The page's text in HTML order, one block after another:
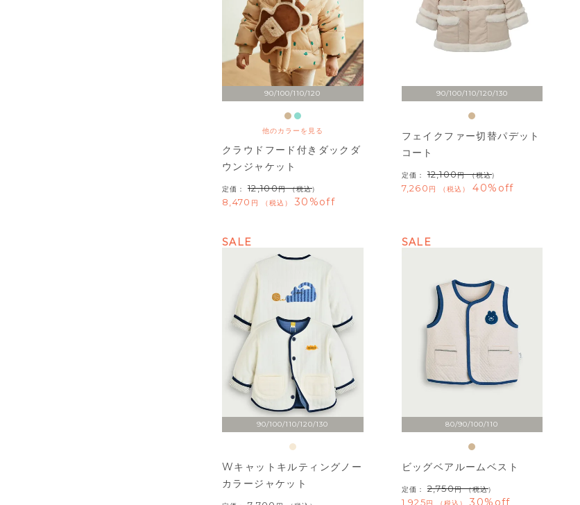
90/100/110/120
他のカラーを見る
クラウドフード付きダックダ
ウンジャケット
定価： 12,100 （税込）
8,470 税込 30%off
90/100/110/120/130
フェイクファー切替パデット
コート
定価： 12,100 （税込）
7,260 税込 40%off
90/100/110/120/130
SALE
Wキャットキルティングノー
カラージャケット
80/90/100/110
SALE
ビッグベアルームベスト
定価： 2,750 （税込）
1,925 30%off